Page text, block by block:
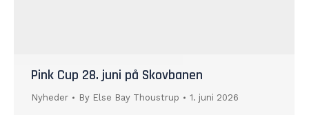
Pink Cup 28. juni på Skovbanen
Nyheder By Else Bay Thoustrup 1. juni 2026